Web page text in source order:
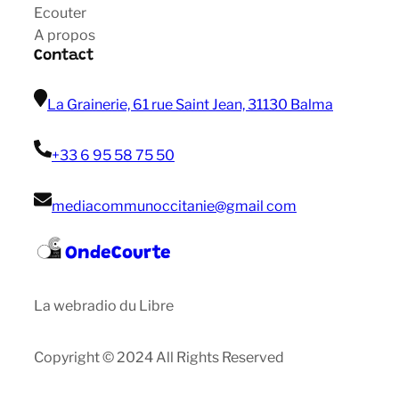
Ecouter
A propos
Contact
La Grainerie, 61 rue Saint Jean, 31130 Balma
+33 6 95 58 75 50
mediacommunoccitanie@gmail com
OndeCourte
La webradio du Libre
Copyright © 2024 All Rights Reserved